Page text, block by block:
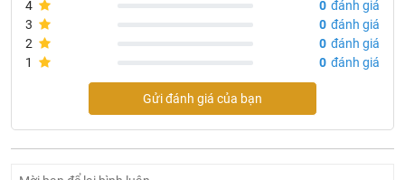
4
0 đánh giá
3
0 đánh giá
2
0 đánh giá
1
0 đánh giá
Gửi đánh giá của bạn